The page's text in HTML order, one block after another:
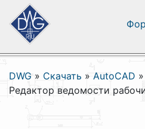
DWG » Скачать » AutoCAD »
Редактор ведомости